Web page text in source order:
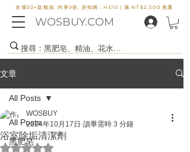
WOSBUY.COM
全場50+款精油, 均享9折, 折扣碼：HE10 | 滿 NT$2,500 免運
文章
All Posts
黑肥皂
All Posts
浴室除垢清潔劑
WOSBUY
2024年10月17日 讀畢需時 3 分鐘
評等為 NaN（最高為 5 顆星）。